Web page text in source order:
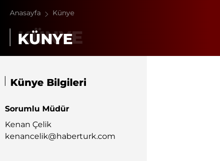
Anasayfa Künye
KÜNYE
Künye Bilgileri
Sorumlu Müdür
Kenan Çelik
kenancelik@haberturk.com